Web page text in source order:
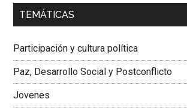
00:00
Dra. Carolina Corcho Mejía,Presidenta
Colombiana
TEMÁTICAS
Participación y cultura política
Paz, Desarrollo Social y Postconflicto
Jovenes